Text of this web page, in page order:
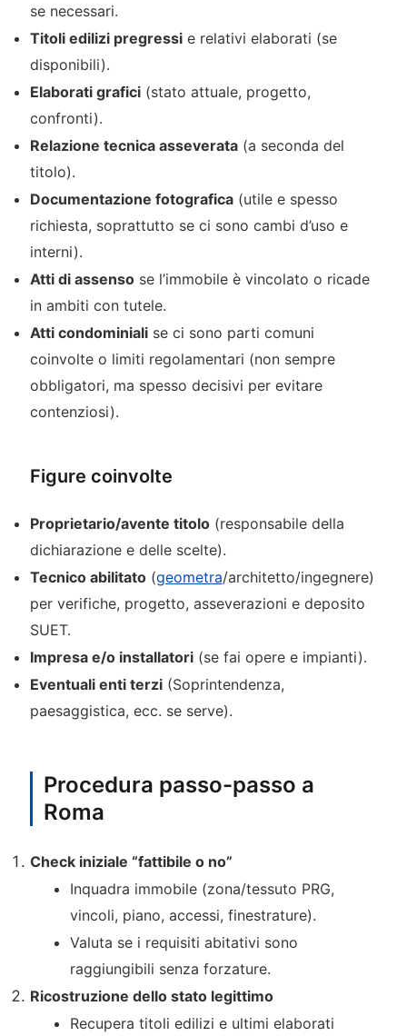
se necessari.
Titoli edilizi pregressie relativi elaborati (se
disponibili).
Elaborati grafici(stato attuale, progetto,
confronti).
Relazione tecnica asseverata(a seconda del
titolo).
Documentazione fotografica(utile e spesso
richiesta, soprattutto se ci sono cambi d’uso e
interni).
Atti di assensose l’immobile è vincolato o ricade
in ambiti con tutele.
Atti condominialise ci sono parti comuni
coinvolte o limiti regolamentari (non sempre
obbligatori, ma spesso decisivi per evitare
contenziosi).
Figure coinvolte
Proprietario/avente titolo(responsabile della
dichiarazione e delle scelte).
Tecnico abilitato(geometra/architetto/ingegnere)
per verifiche, progetto, asseverazioni e deposito
SUET.
Impresa e/o installatori(se fai opere e impianti).
Eventuali enti terzi(Soprintendenza,
paesaggistica, ecc. se serve).
Procedura passo-passo a
Roma
Check iniziale “fattibile o no”
Inquadra immobile (zona/tessuto PRG,
vincoli, piano, accessi, finestrature).
Valuta se i requisiti abitativi sono
raggiungibili senza forzature.
Ricostruzione dello stato legittimo
Recupera titoli edilizi e ultimi elaborati